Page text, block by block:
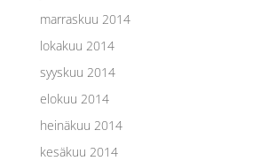
marraskuu 2014
lokakuu 2014
syyskuu 2014
elokuu 2014
heinäkuu 2014
kesäkuu 2014